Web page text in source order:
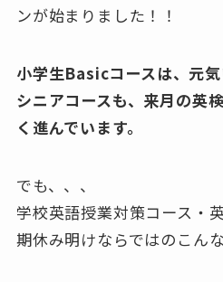
ンが始まりました！！
小学生Basicコースは、元
シニアコースも、来月の英
く進んでいます。
でも、、、
学校英語授業対策コース・
期休み明けならではのこん